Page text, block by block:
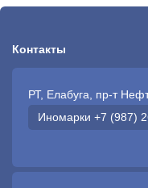
Контакты
РТ, Елабуга, пр-т
Иномарки +7 (987)